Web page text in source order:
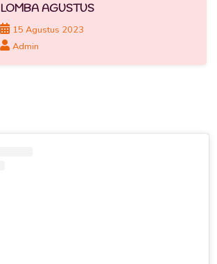
LOMBA AGUSTUS
15 Agustus 2023
Admin